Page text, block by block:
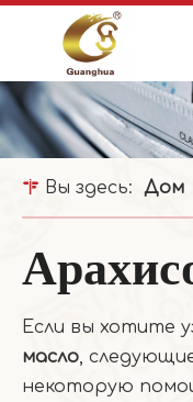
Вы здесь: Дом
Если вы хотите
масло,
некоторую